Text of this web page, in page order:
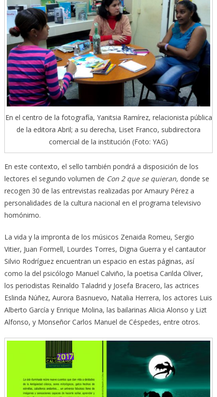
En el centro de la fotografía, Yanitsia Ramírez, relacionista pública
de la editora Abril; a su derecha, Liset Franco, subdirectora
comercial de la institución (Foto: YAG)
En este contexto, el sello también pondrá a disposición de los
lectores el segundo volumen de Con 2 que se quieran, donde se
recogen 30 de las entrevistas realizadas por Amaury Pérez a
personalidades de la cultura nacional en el programa televisivo
homónimo.
La vida y la impronta de los músicos Zenaida Romeu, Sergio
Vitier, Juan Formell, Lourdes Torres, Digna Guerra y el cantautor
Silvio Rodríguez encuentran un espacio en estas páginas, así
como la del psicólogo Manuel Calviño, la poetisa Carilda Oliver,
los periodistas Reinaldo Taladrid y Josefa Bracero, las actrices
Eslinda Núñez, Aurora Basnuevo, Natalia Herrera, los actores Luis
Alberto García y Enrique Molina, las bailarinas Alicia Alonso y Lizt
Alfonso, y Monseñor Carlos Manuel de Céspedes, entre otros.